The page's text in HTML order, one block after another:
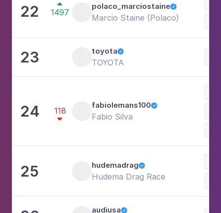
22 
1497
polaco_marciostaine
Marcio Staine (Polaco)
23 toyota
TOYOTA
24 118

fabiolemans100
Fabio Silva
25 hudemadrag
Hudema Drag Race
audiusa